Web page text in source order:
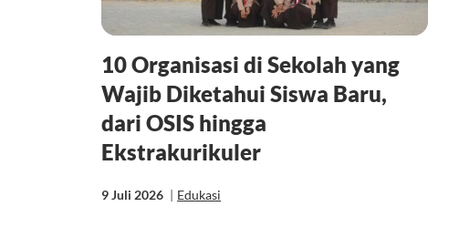
10 Organisasi di Sekolah yang
Wajib Diketahui Siswa Baru,
dari OSIS hingga
Ekstrakurikuler
9 Juli 2026 | Edukasi